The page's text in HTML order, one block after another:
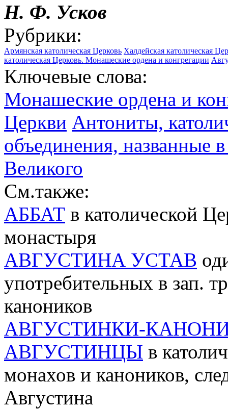
Н. Ф. Усков
Рубрики:
Армянская католическая Церковь Халдейская католическая
католическая Церковь. Монашеские ордена и конгрегации
Ключевые слова:
Монашеские ордена и
Церкви Антониты,
объединения, названные
Великого
См.также:
АББАТ в католической
монастыря
АВГУСТИНА УСТАВ
употребительных в зап.
каноников
АВГУСТИНКИ-
АВГУСТИНЦЫ в
монахов и каноников,
Августина